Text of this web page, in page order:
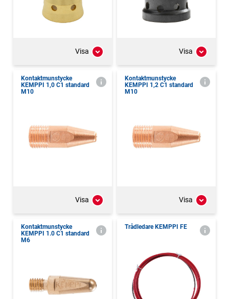
Visa Visa
Kontaktmunstycke
KEMPPI 1,0 C1 standard
M10
Visa
Kontaktmunstycke
KEMPPI 1,2 C1 standard
M10
Visa
Kontaktmunstycke
KEMPPI 1.0 C1 standard
M6
Trådledare KEMPPI FE